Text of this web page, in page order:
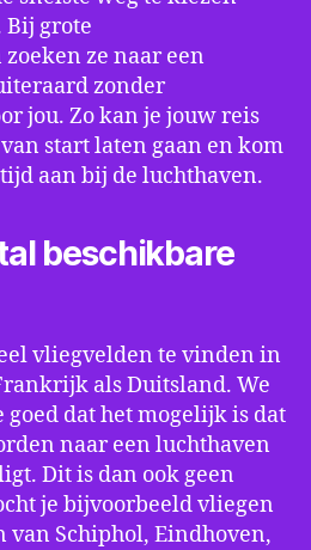
Bij grote
ze naar een
zonder
jou. Zo kan je jouw reis
start laten gaan en kom
aan bij de luchthaven.
beschikbare
vliegvelden te vinden in
als Duitsland. We
dat het mogelijk is dat
naar een luchthaven
Dit is dan ook geen
je bijvoorbeeld vliegen
van Schiphol, Eindhoven,